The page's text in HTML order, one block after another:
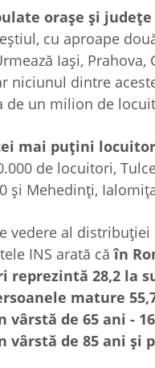
oraşe şi judeţe
cu aproape
Iaşi, Prahova,
niciunul dintre
de un milion de
mai puţini
de locuitori,
şi Mehedinţi,
vedere al distribuţiei
INS arată căîn
reprezintă 28,2 la
mature
vârstă de 65 ani -
vârstă de 85 ani şi